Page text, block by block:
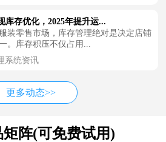
库存优化，2025年提升运...
装零售市场，库存管理绝对是决定店铺
。库存积压不仅占用...
系统资讯
更多动态>>
阵(可免费试用)